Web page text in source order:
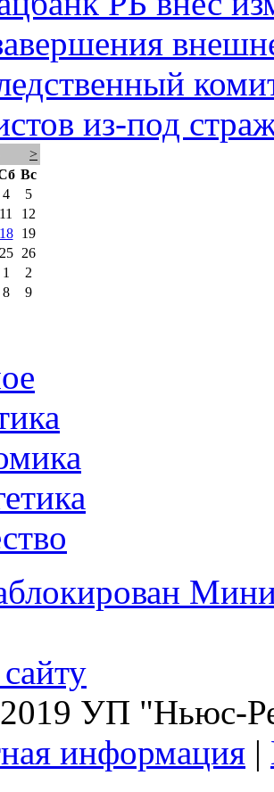
из-под
>
Вс
4
5
11
12
18
19
25
26
1
2
8 9
УП "Ньюс-
информация |